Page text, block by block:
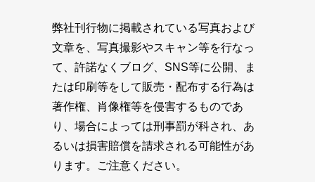
弊社刊行物に掲載されている写真および
文章を、写真撮影やスキャン等を行なっ
て、許諾なくブログ、SNS等に公開、ま
たは印刷等をして販売・配布する行為は
著作権、肖像権等を侵害するものであ
り、場合によっては刑事罰が科され、あ
るいは損害賠償を請求される可能性があ
ります。ご注意ください。